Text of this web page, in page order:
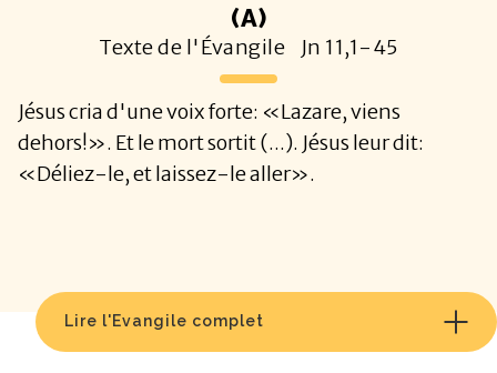
(A)
Texte de l'Évangile Jn 11,1-45
Jésus cria d'une voix forte: «Lazare, viens
dehors!». Et le mort sortit (...). Jésus leur dit:
«Déliez-le, et laissez-le aller».
Lire l'Evangile complet